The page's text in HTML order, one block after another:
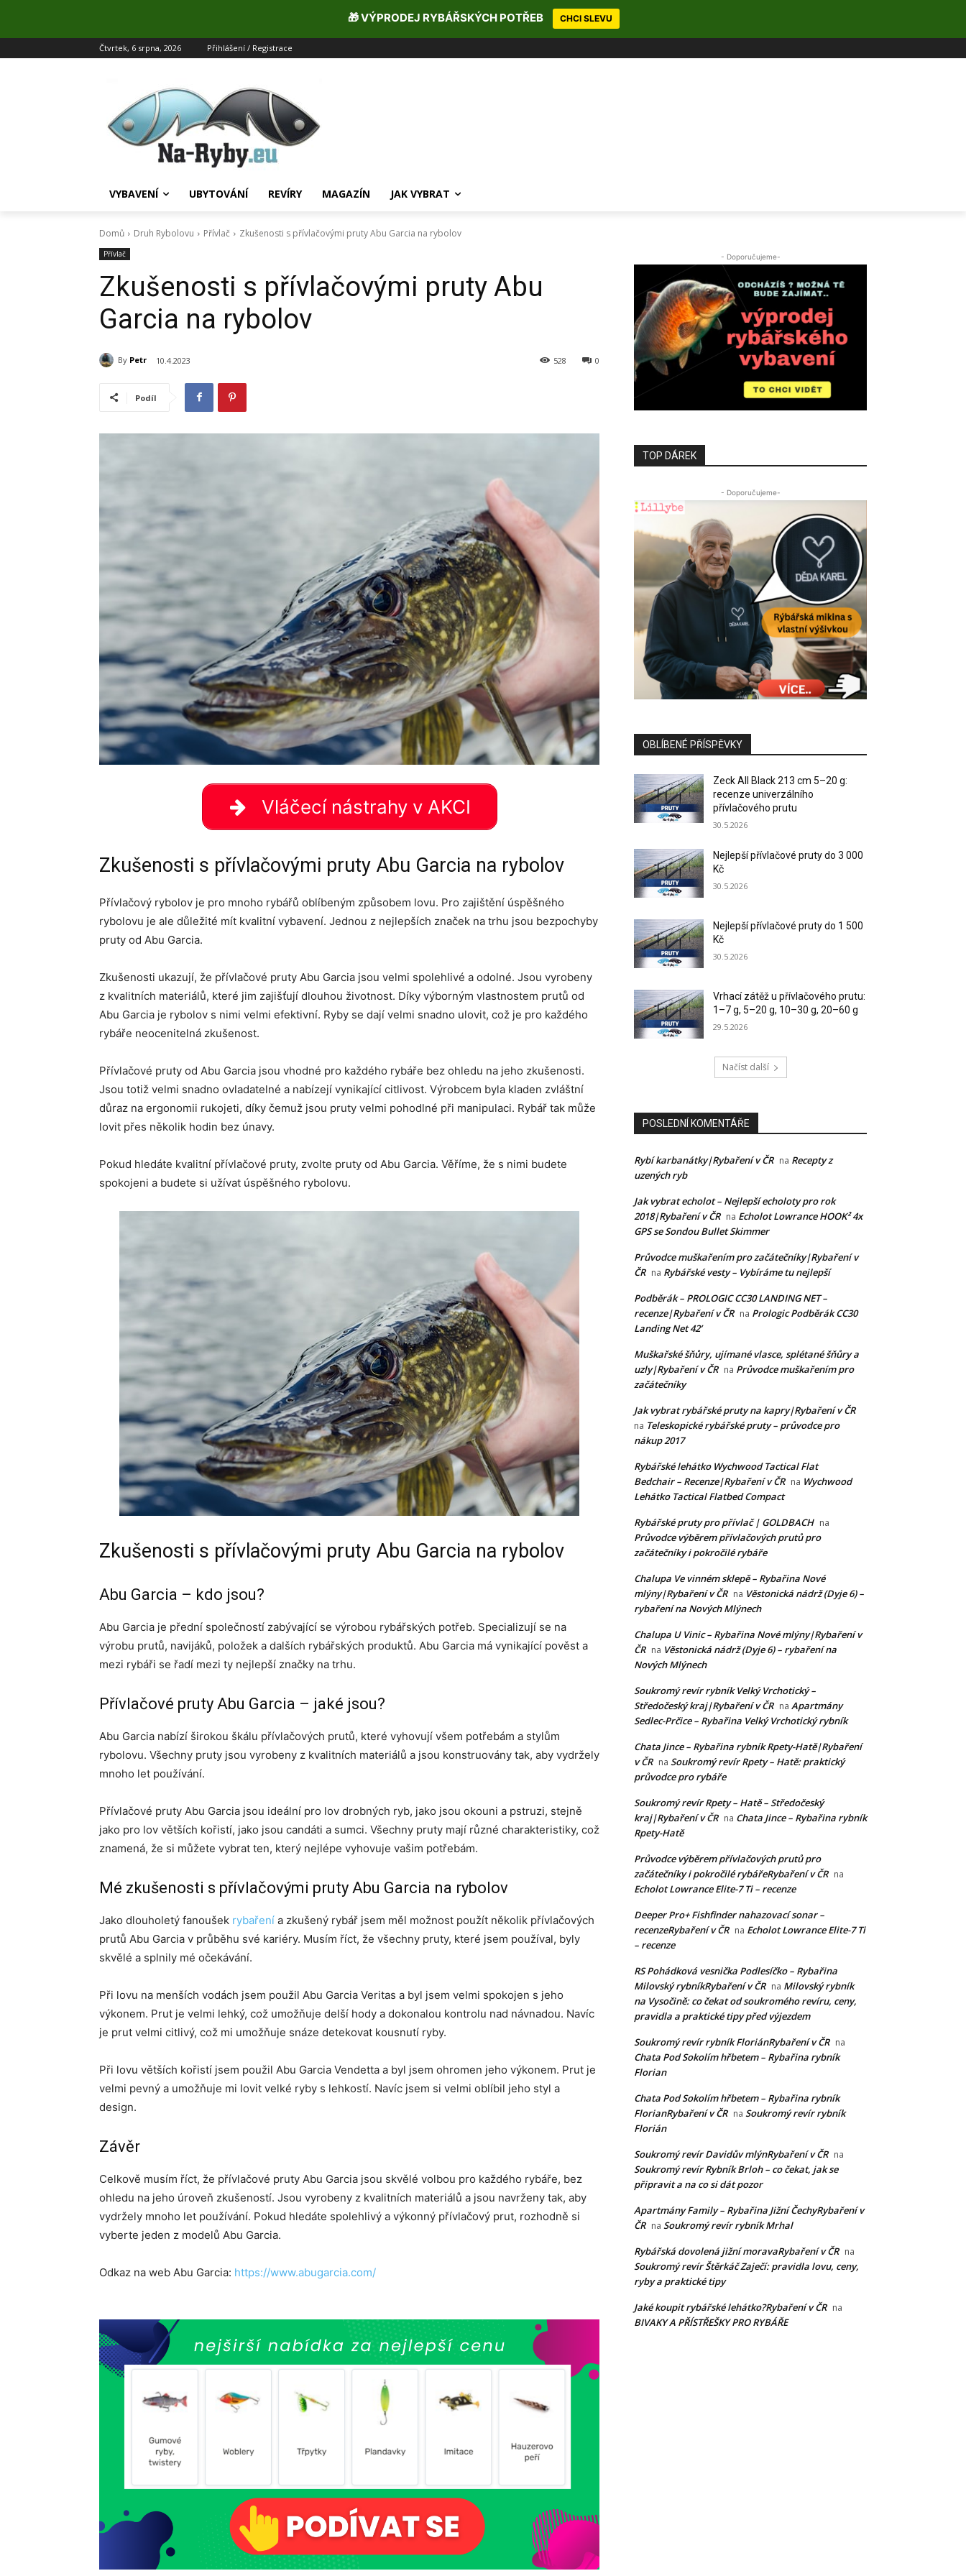
Čtvrtek, 6 srpna, 2026 Přihlášení / Registrace
VYBAVENÍ UBYTOVÁNÍ REVÍRY MAGAZÍN JAK VYBRAT
Domů Druh Rybolovu Přívlač Zkušenosti s přívlačovými pruty Abu Garcia na rybolov
Přívlač
Zkušenosti s přívlačovými pruty Abu
Garcia na rybolov
By Petr 10.4.2023 0
528
Podíl
Vláčecí nástrahy v AKCI
Zkušenosti s přívlačovými pruty Abu Garcia na rybolov
Přívlačový rybolov je pro mnoho rybářů oblíbeným způsobem lovu. Pro zajištění úspěšného
rybolovu je ale důležité mít kvalitní vybavení. Jednou z nejlepších značek na trhu jsou bezpochyby
pruty od Abu Garcia.
Zkušenosti ukazují, že přívlačové pruty Abu Garcia jsou velmi spolehlivé a odolné. Jsou vyrobeny
z kvalitních materiálů, které jim zajišťují dlouhou životnost. Díky výborným vlastnostem prutů od
Abu Garcia je rybolov s nimi velmi efektivní. Ryby se dají velmi snadno ulovit, což je pro každého
rybáře neocenitelná zkušenost.
Přívlačové pruty od Abu Garcia jsou vhodné pro každého rybáře bez ohledu na jeho zkušenosti.
Jsou totiž velmi snadno ovladatelné a nabízejí vynikající citlivost. Výrobcem byla kladen zvláštní
důraz na ergonomii rukojeti, díky čemuž jsou pruty velmi pohodlné při manipulaci. Rybář tak může
lovit přes několik hodin bez únavy.
Pokud hledáte kvalitní přívlačové pruty, zvolte pruty od Abu Garcia. Věříme, že s nimi budete
spokojeni a budete si užívat úspěšného rybolovu.
Zkušenosti s přívlačovými pruty Abu Garcia na rybolov
Abu Garcia – kdo jsou?
Abu Garcia je přední společností zabývající se výrobou rybářských potřeb. Specializují se na
výrobu prutů, navijáků, položek a dalších rybářských produktů. Abu Garcia má vynikající pověst a
mezi rybáři se řadí mezi ty nejlepší značky na trhu.
Přívlačové pruty Abu Garcia – jaké jsou?
Abu Garcia nabízí širokou škálu přívlačových prutů, které vyhovují všem potřebám a stylům
rybolovu. Všechny pruty jsou vyrobeny z kvalitních materiálů a jsou konstruovány tak, aby vydržely
mnoho let používání.
Přívlačové pruty Abu Garcia jsou ideální pro lov drobných ryb, jako jsou okouni a pstruzi, stejně
jako pro lov větších kořistí, jako jsou candáti a sumci. Všechny pruty mají různé charakteristiky, což
znamená, že si můžete vybrat ten, který nejlépe vyhovuje vašim potřebám.
Mé zkušenosti s přívlačovými pruty Abu Garcia na rybolov
Jako dlouholetý fanoušek rybaření a zkušený rybář jsem měl možnost použít několik přívlačových
prutů Abu Garcia v průběhu své kariéry. Musím říct, že všechny pruty, které jsem používal, byly
skvělé a splnily mé očekávání.
Při lovu na menších vodách jsem použil Abu Garcia Veritas a byl jsem velmi spokojen s jeho
výkonem. Prut je velmi lehký, což umožňuje delší hody a dokonalou kontrolu nad návnadou. Navíc
je prut velmi citlivý, což mi umožňuje snáze detekovat kousnutí ryby.
Při lovu větších kořistí jsem použil Abu Garcia Vendetta a byl jsem ohromen jeho výkonem. Prut je
velmi pevný a umožňuje mi lovit velké ryby s lehkostí. Navíc jsem si velmi oblíbil jeho styl a
design.
Závěr
Celkově musím říct, že přívlačové pruty Abu Garcia jsou skvělé volbou pro každého rybáře, bez
ohledu na jeho úroveň zkušeností. Jsou vyrobeny z kvalitních materiálů a jsou navrženy tak, aby
vydržely mnoho let používání. Pokud hledáte spolehlivý a výkonný přívlačový prut, rozhodně si
vyberte jeden z modelů Abu Garcia.
Odkaz na web Abu Garcia: https://www.abugarcia.com/
- Doporučujeme-
TOP DÁREK
- Doporučujeme-
OBLÍBENÉ PŘÍSPĚVKY
Zeck All Black 213 cm 5–20 g:
recenze univerzálního
přívlačového prutu
30.5.2026
Nejlepší přívlačové pruty do 3 000
Kč
30.5.2026
Nejlepší přívlačové pruty do 1 500
Kč
30.5.2026
Vrhací zátěž u přívlačového prutu:
1–7 g, 5–20 g, 10–30 g, 20–60 g
29.5.2026
Načíst další
POSLEDNÍ KOMENTÁŘE
Rybí karbanátky|Rybaření v ČR na Recepty z
uzených ryb
Jak vybrat echolot – Nejlepší echoloty pro rok
2018|Rybaření v ČR na Echolot Lowrance HOOK² 4x
GPS se Sondou Bullet Skimmer
Průvodce muškařením pro začátečníky|Rybaření v
ČR na Rybářské vesty – Vybíráme tu nejlepší
Podběrák – PROLOGIC CC30 LANDING NET –
recenze|Rybaření v ČR na Prologic Podběrák CC30
Landing Net 42’
Muškařské šňůry, ujímané vlasce, splétané šňůry a
uzly|Rybaření v ČR na Průvodce muškařením pro
začátečníky
Jak vybrat rybářské pruty na kapry|Rybaření v ČR
na Teleskopické rybářské pruty – průvodce pro
nákup 2017
Rybářské lehátko Wychwood Tactical Flat
Bedchair – Recenze|Rybaření v ČR na Wychwood
Lehátko Tactical Flatbed Compact
Rybářské pruty pro přívlač | GOLDBACH na
Průvodce výběrem přívlačových prutů pro
začátečníky i pokročilé rybáře
Chalupa Ve vinném sklepě – Rybařina Nové
mlýny|Rybaření v ČR na Věstonická nádrž (Dyje 6) –
rybaření na Nových Mlýnech
Chalupa U Vinic – Rybařina Nové mlýny|Rybaření v
ČR na Věstonická nádrž (Dyje 6) – rybaření na
Nových Mlýnech
Soukromý revír rybník Velký Vrchotický –
Středočeský kraj|Rybaření v ČR na Apartmány
Sedlec-Prčice – Rybařina Velký Vrchotický rybník
Chata Jince – Rybařina rybník Rpety-Hatě|Rybaření
v ČR na Soukromý revír Rpety – Hatě: praktický
průvodce pro rybáře
Soukromý revír Rpety – Hatě – Středočeský
kraj|Rybaření v ČR na Chata Jince – Rybařina rybník
Rpety-Hatě
Průvodce výběrem přívlačových prutů pro
začátečníky i pokročilé rybářeRybaření v ČR na
Echolot Lowrance Elite-7 Ti – recenze
Deeper Pro+ Fishfinder nahazovací sonar –
recenzeRybaření v ČR na Echolot Lowrance Elite-7 Ti
– recenze
RS Pohádková vesnička Podlesíčko – Rybařina
Milovský rybníkRybaření v ČR na Milovský rybník
na Vysočině: co čekat od soukromého revíru, ceny,
pravidla a praktické tipy před výjezdem
Soukromý revír rybník FloriánRybaření v ČR na
Chata Pod Sokolím hřbetem – Rybařina rybník
Florian
Chata Pod Sokolím hřbetem – Rybařina rybník
FlorianRybaření v ČR na Soukromý revír rybník
Florián
Soukromý revír Davidův mlýnRybaření v ČR na
Soukromý revír Rybník Brloh – co čekat, jak se
připravit a na co si dát pozor
Apartmány Family – Rybařina Jižní ČechyRybaření v
ČR na Soukromý revír rybník Mrhal
Rybářská dovolená jižní moravaRybaření v ČR na
Soukromý revír Štěrkáč Zaječí: pravidla lovu, ceny,
ryby a praktické tipy
Jaké koupit rybářské lehátko?Rybaření v ČR na
BIVAKY A PŘÍSTŘEŠKY PRO RYBÁŘE
🎁 VÝPRODEJ RYBÁŘSKÝCH POTŘEB CHCI SLEVU